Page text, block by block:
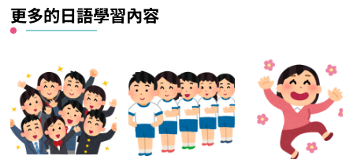
更多的日語學習內容